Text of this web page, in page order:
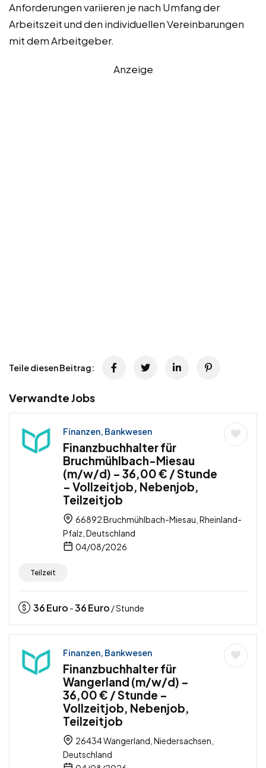
Anforderungen variieren je nach Umfang der
Arbeitszeit und den individuellen Vereinbarungen
mit dem Arbeitgeber.
Anzeige
Teile diesen Beitrag:
Verwandte Jobs
Finanzen, Bankwesen
Finanzbuchhalter für
Bruchmühlbach-Miesau
(m/w/d) – 36,00 € / Stunde
– Vollzeitjob, Nebenjob,
Teilzeitjob
66892 Bruchmühlbach-Miesau, Rheinland-
Pfalz, Deutschland
04/08/2026
Teilzeit
36Euro -36Euro / Stunde
Finanzen, Bankwesen
Finanzbuchhalter für
Wangerland (m/w/d) –
36,00 € / Stunde –
Vollzeitjob, Nebenjob,
Teilzeitjob
26434 Wangerland, Niedersachsen,
Deutschland